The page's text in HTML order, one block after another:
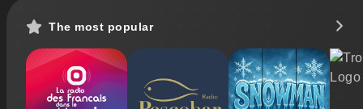
The most popular